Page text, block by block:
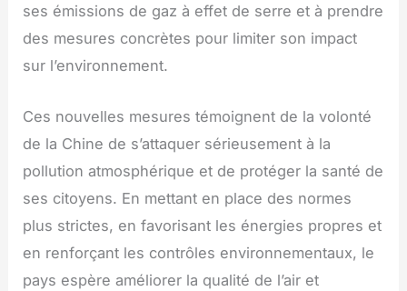
ses émissions de gaz à effet de serre et à prendre
des mesures concrètes pour limiter son impact
sur l’environnement.
Ces nouvelles mesures témoignent de la volonté
de la Chine de s’attaquer sérieusement à la
pollution atmosphérique et de protéger la santé de
ses citoyens. En mettant en place des normes
plus strictes, en favorisant les énergies propres et
en renforçant les contrôles environnementaux, le
pays espère améliorer la qualité de l’air et